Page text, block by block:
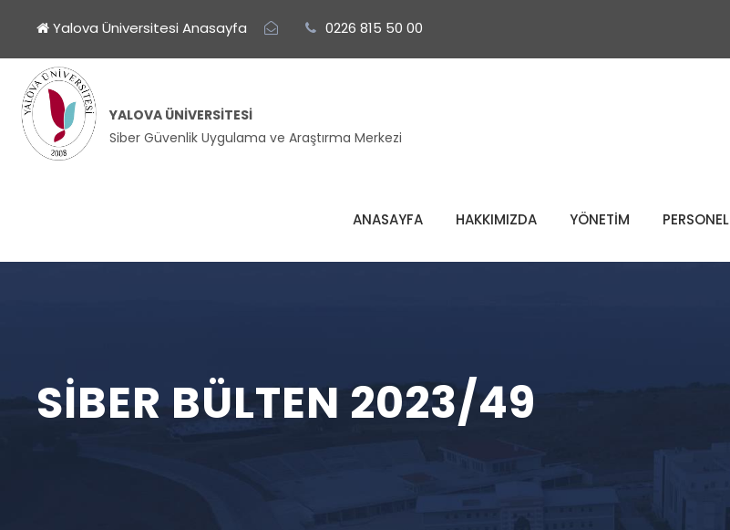
Yalova Üniversitesi Anasayfa 0226 815 50 00
YALOVA ÜNIVERSITESI
Siber Güvenlik Uygulama ve Araştırma Merkezi
ANASAYFA HAKKIMIZDA YÖNETİM PERSONEL
SIBER BÜLTEN 2023/49